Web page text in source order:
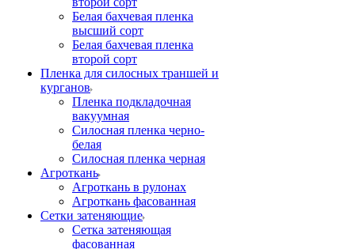
Белая бахчевая пленка
высший сорт
Белая бахчевая пленка
второй сорт
Пленка для силосных траншей и
курганов
Пленка подкладочная
вакуумная
Силосная пленка черно-
белая
Силосная пленка черная
Агроткань
Агроткань в рулонах
Агроткань фасованная
Сетки затеняющие
Сетка затеняющая
фасованная